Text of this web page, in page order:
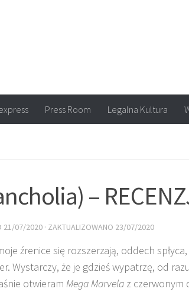
Press Room Legalna Kultura
–
21/07/2020 · ZAKTUALIZOWANO 23/07/2020
źrenice się rozszerzają, oddech
Wystarczy, że je gdzieś wypatrzę, od
otwieram Mega Marvela z czerwonym